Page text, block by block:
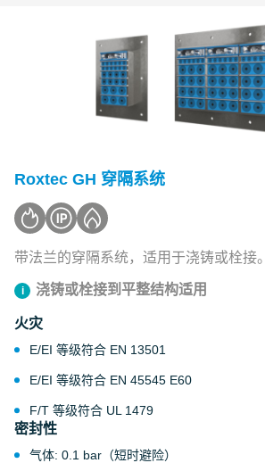
Roxtec GH 穿隔系统
带法兰的穿隔系统，适用于浇铸或栓接。
浇铸或栓接到平整结构适用
火灾
E/EI 等级符合 EN 13501
E/EI 等级符合 EN 45545 E60
F/T 等级符合 UL 1479
密封性
气体: 0.1 bar（短时避险）